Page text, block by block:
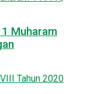
Muharam